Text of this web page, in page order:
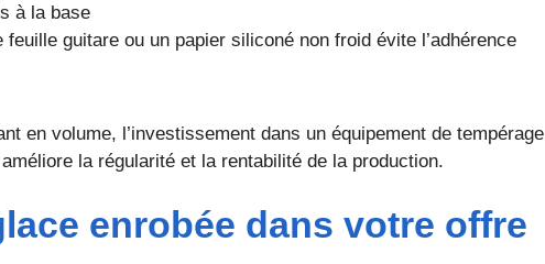
à la base
feuille guitare ou un papier siliconé non froid évite l’adhérence
en volume, l’investissement dans un équipement de tempérage
la régularité et la rentabilité de la production.
enrobée dans votre offre